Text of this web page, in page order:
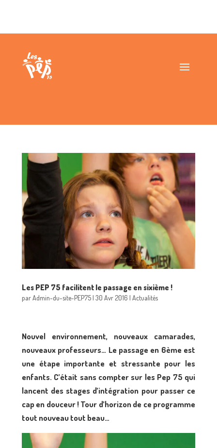
Les PEP 75 facilitent le passage en sixième !
parAdmin-du-site-PEP75| 30 Avr 2016 | Actualités
Nouvel environnement, nouveaux camarades,
nouveaux professeurs… Le passage en 6ème est
une étape importante et stressante pour les
enfants. C’était sans compter sur les Pep 75 qui
lancent des stages d’intégration pour passer ce
cap en douceur ! Tour d’horizon de ce programme
tout nouveau tout beau…